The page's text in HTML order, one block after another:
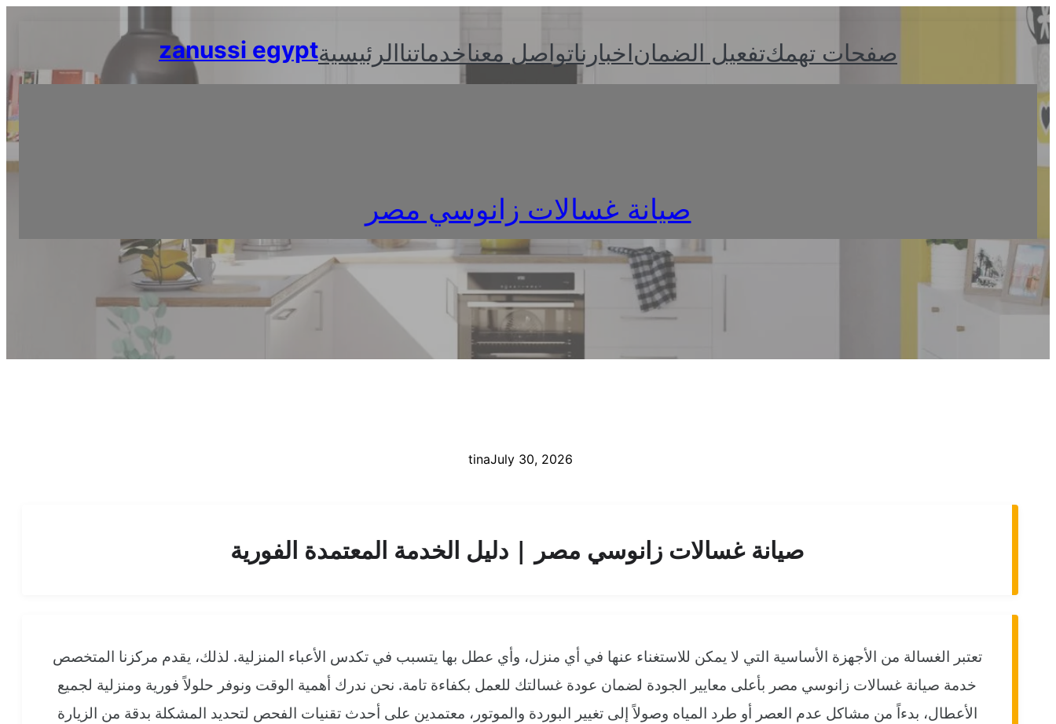
zanussi egyptالرئيسيةخدماتناتواصل معنااخبارناتفعيل الضمانصفحات تهمك
صيانة غسالات زانوسي مصر
tinaJuly 30, 2026
صيانة غسالات زانوسي مصر | دليل الخدمة المعتمدة الفورية
تعتبر الغسالة من الأجهزة الأساسية التي لا يمكن للاستغناء عنها في أي منزل، وأي عطل بها يتسبب في تكدس الأعباء المنزلية. لذلك، يقدم مركزنا المتخصص
خدمة صيانة غسالات زانوسي مصر بأعلى معايير الجودة لضمان عودة غسالتك للعمل بكفاءة تامة. نحن ندرك أهمية الوقت ونوفر حلولاً فورية ومنزلية لجميع
الأعطال، بدءاً من مشاكل عدم العصر أو طرد المياه وصولاً إلى تغيير البوردة والموتور، معتمدين على أحدث تقنيات الفحص لتحديد المشكلة بدقة من الزيارة